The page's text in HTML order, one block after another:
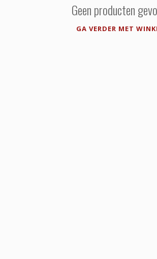
Geen producten
GA VERDER MET